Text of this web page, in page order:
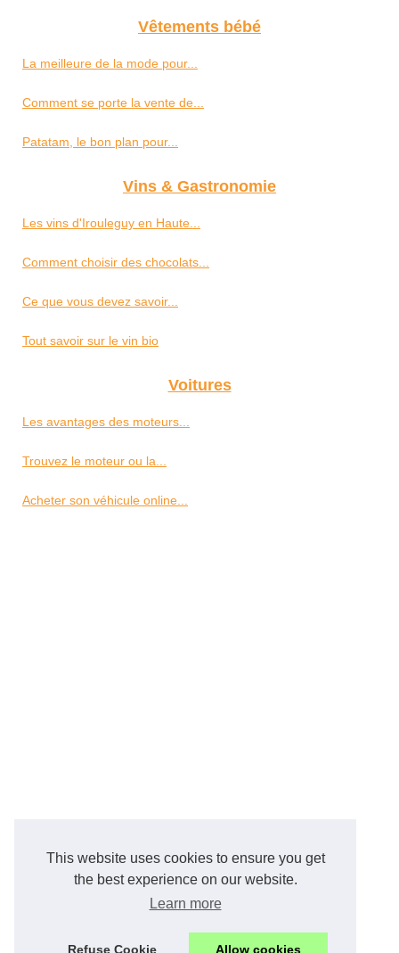
This website uses cookies to ensure you get
the best experience on our website.
Learn more
Refuse Cookie Allow cookies
Vêtements bébé
La meilleure de la mode pour...
Comment se porte la vente de...
Patatam, le bon plan pour...
Vins & Gastronomie
Les vins d'Irouleguy en Haute...
Comment choisir des chocolats...
Ce que vous devez savoir...
Tout savoir sur le vin bio
Voitures
Les avantages des moteurs...
Trouvez le moteur ou la...
Acheter son véhicule online...